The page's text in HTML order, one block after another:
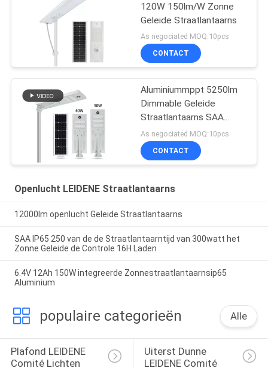
120W 150lm/W Zonne
Geleide Straatlantaarns
As negociated MOQ:10pcs
CONTACT
Aluminiummppt 5250lm
Dimmable Geleide
Straatlantaarns SAA
175LM/W
As negociated MOQ:10pcs
CONTACT
Openlucht LEIDENE Straatlantaarns
12000lm openlucht Geleide Straatlantaarns
SAA IP65 250 van de de Straatlantaarntijd van 300watt het
Zonne Geleide de Controle 16H Laden
6.4V 12Ah 150W integreerde Zonnestraatlantaarnsip65
Aluminium
populaire categorieën Alle
Plafond LEIDENE
Comité Lichten
Uiterst Dunne
LEIDENE Comité